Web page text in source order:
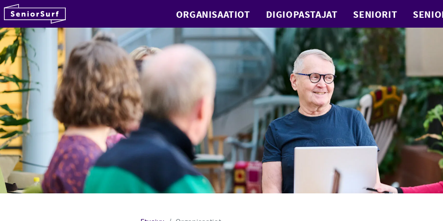
Hyppää sisältöön ORGANISAATIOT DIGIOPASTAJAT SENIORIT